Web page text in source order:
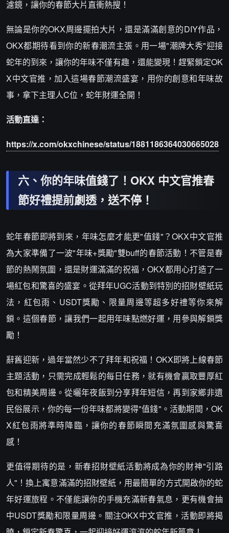
濾鏡，讓你的春節大片直衝熱搜！
無論是你的OKX周邊擺拍大片，還是滿滿創意的DIY作品，
OKX都期待看到你的新春潮流主張。用一場"潮牌大秀"迎接
蛇年的到來，讓你的年味不僅有趣，還能變現！趕緊鎖定OK
X中文官推，加入這場春節潮流盛宴，用你的創意和年味故
事，拿下主理人C位，蛇年財運全開！
活動直達：
https://x.com/okxchinese/status/1881186364030665028
六、你的年味值錢了！OKX 中文官推春
節好禮提前劇透，送不停！
蛇年春節即將到來，年味怎麼才能更"值錢"？OKX中文官推
為大家準備了一波"年味+獎勵"雙buff的春節活動！不管是春
節的熱鬧氛圍，還是財運滿滿的祝福，OKX都用心打造了一
場紅包和驚喜的盛宴。從拜年UGC活動到特別的招財壁紙玩
法，紅包雨、USDT獎勵、限量周邊等超多好禮等你來解
鎖。這個春節，讓我們一起用年味點燃好運，用參與解鎖獎
勵！
辭舊迎新，過年當然少不了拜年和祝福！OKX即將上線春節
主題活動，只需完成輕鬆的每日任務，就有機會贏取豐厚紅
包和精美周邊。從曬年夜飯到分享拜年短信，再到家鄉非遺
民俗展示，你的每一份年味都將變得"值錢"。活動期間，OK
X紅包雨將準時降臨，讓你的春節瞬間充滿氛圍感與驚喜
感！
更值得期待的是，新春招財壁紙活動將成為你的財神"引路
人"！換上寓意滿滿的招財壁紙，用最簡單的方式開啟你的蛇
年好運旅程。不僅能讓你的手機充滿新春氣息，更有機會抽
中USDT獎勵和限量周邊。關注OKX中文官推，活動即將揭